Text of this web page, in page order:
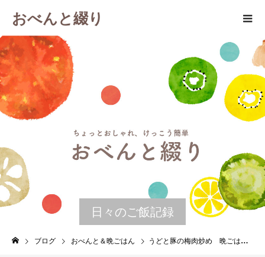
おべんと綴り
日々のご飯記録
ブログ おべんと＆晩ごはん うどと豚の梅肉炒め 晩ごはんの残りで作るお弁当 ４月２７日 火曜日